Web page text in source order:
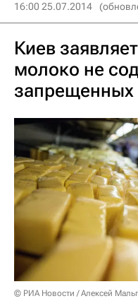
16:00 25.07.2014
Киев
молоко не
запрещенных
© РИА Новости / Алексей